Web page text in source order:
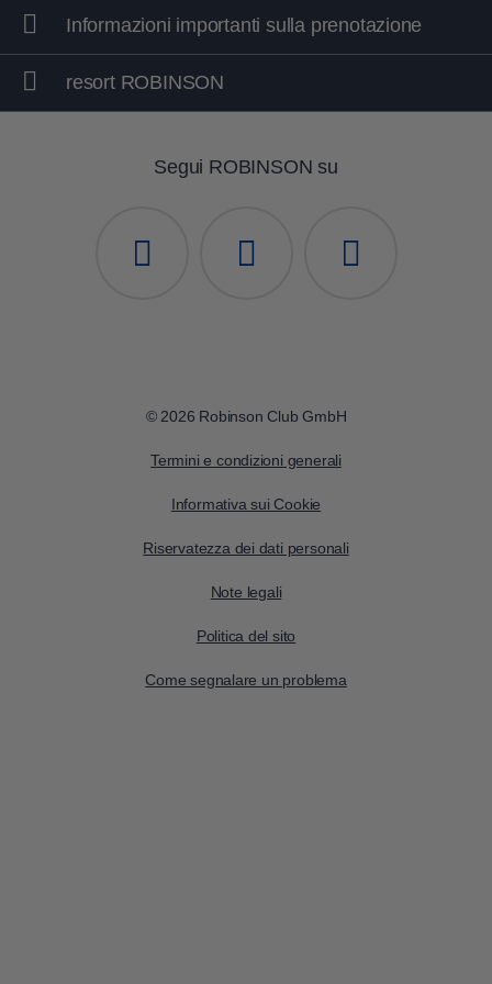
Informazioni importanti sulla prenotazione
resort ROBINSON
Segui ROBINSON su
© 2026 Robinson Club GmbH
Termini e condizioni generali
Informativa sui Cookie
Riservatezza dei dati personali
Note legali
Politica del sito
Come segnalare un problema